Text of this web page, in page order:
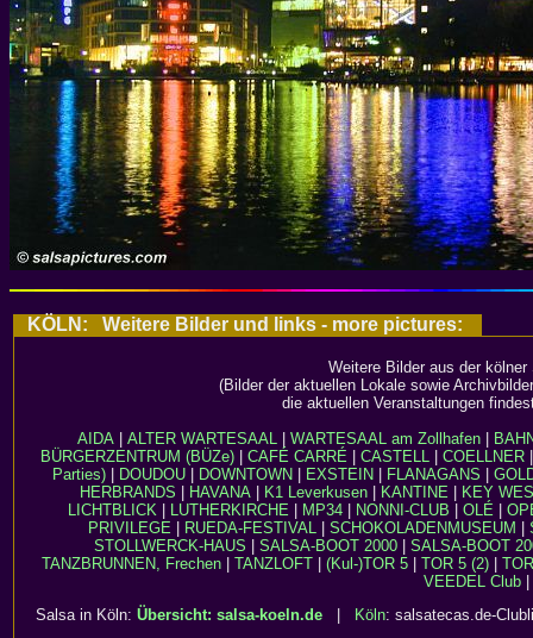
KÖLN: Weitere Bilder und links - more pictures:
Weitere Bilder aus der kölner
(Bilder der aktuellen Lokale sowie
die aktuellen Veranstaltungen
AIDA| ALTER WARTESAAL| WARTESAAL am Zollhafen|
BÜRGERZENTRUM (BÜZe)
CAFÉ CARRÉ CASTELL COELLNER
Parties)| DOUDOU| DOWNTOWN EXSTEIN FLANAGANS
HERBRANDS
HAVANA K1 Leverkusen KANTINE
KEY
LICHTBLICK
LUTHERKIRCHE MP34 NONNI-CLUB OLÉ
PRIVILEGE| RUEDA-FESTIVAL| SCHOKOLADENMUSEUM
STOLLWERCK-HAUS
SALSA-BOOT 2000
SALSA-BOOT
TANZBRUNNEN, Frechen| TANZLOFT| (Kul-)TOR 5| TOR 5 (2)|
VEEDEL Club
Salsa in Köln: Übersicht: salsa-koeln.de Köln: salsatecas.de-